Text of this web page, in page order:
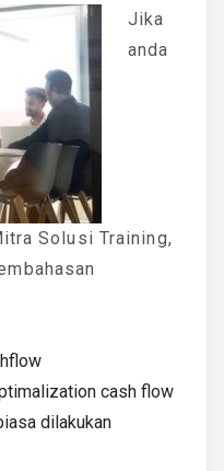
Jika
anda
Solusi Training,
cash flow
dilakukan